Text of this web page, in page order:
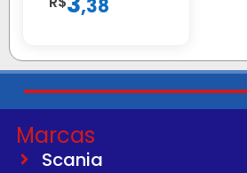
,38
Marcas
Scania